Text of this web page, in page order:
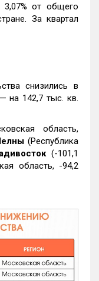
3,07% от общего
За квартал
снизились в
на 142,7 тыс. кв.
область,
(Республика
(-101,1
область, -94,2